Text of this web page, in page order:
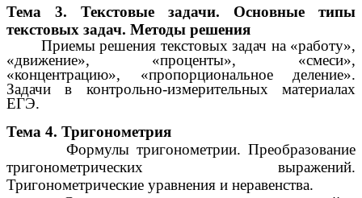
Тема 3. Текстовые задачи. Основные типы
текстовых задач. Методы решения
Приемы решения текстовых задач на «работу»,
«движение», «проценты», «смеси»,
«концентрацию», «пропорциональное деление».
Задачи в контрольно-измерительных материалах
ЕГЭ.
Тема 4. Тригонометрия
Формулы тригонометрии. Преобразование
тригонометрических выражений.
Тригонометрические уравнения и неравенства.